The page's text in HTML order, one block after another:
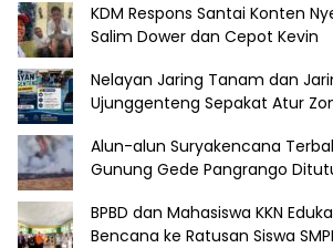
KDM Respons Santai Konten
Salim Dower dan Cepot Kevin
Nelayan Jaring Tanam dan
Ujunggenteng Sepakat Atur
Alun-alun Suryakencana
Gunung Gede Pangrango
BPBD dan Mahasiswa KKN
Bencana ke Ratusan Siswa